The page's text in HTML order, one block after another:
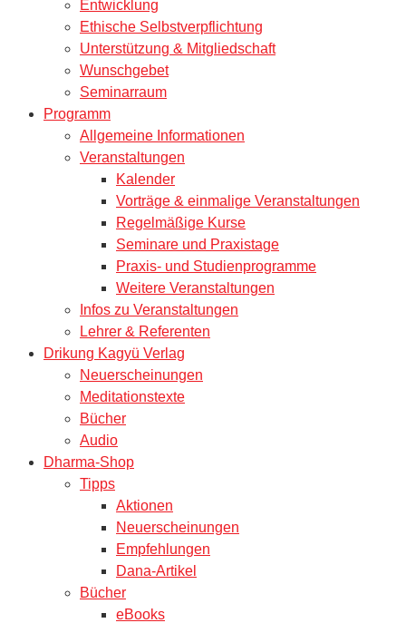
Entwicklung
Ethische Selbstverpflichtung
Unterstützung & Mitgliedschaft
Wunschgebet
Seminarraum
Programm
Allgemeine Informationen
Veranstaltungen
Kalender
Vorträge & einmalige Veranstaltungen
Regelmäßige Kurse
Seminare und Praxistage
Praxis- und Studienprogramme
Weitere Veranstaltungen
Infos zu Veranstaltungen
Lehrer & Referenten
Drikung Kagyü Verlag
Neuerscheinungen
Meditationstexte
Bücher
Audio
Dharma-Shop
Tipps
Aktionen
Neuerscheinungen
Empfehlungen
Dana-Artikel
Bücher
eBooks